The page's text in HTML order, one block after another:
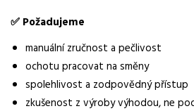
✅ Požadujeme
manuální zručnost a pečlivost
ochotu pracovat na směny
spolehlivost a zodpovědný přístup
zkušenost z výroby výhodou, ne